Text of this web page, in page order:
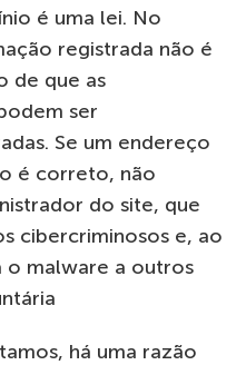
é uma lei. No
registrada não é
de que as
ser
Se um endereço
é correto, não
do site, que
cibercriminosos e, ao
o malware a outros
há uma razão